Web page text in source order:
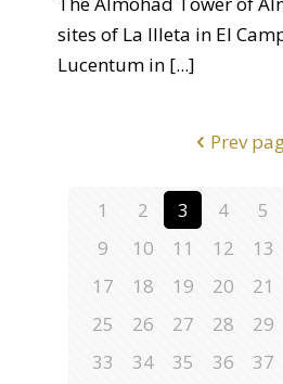
sites of La Illeta in El
Lucentum in [...]
Prev
1 2 3 4 5
9
10 11 12 13
17
18 19 20 21
25
26 27 28 29
33
34 35 36 37